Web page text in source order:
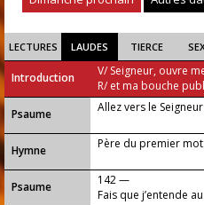
LECTURES LAUDES TIERCE
Introduction
V/ Seigneur, ouvre
R/ et ma bouche
Psaume
Allez vers le
Hymne Père du premier mot
Psaume
142 —
Fais que j’entende